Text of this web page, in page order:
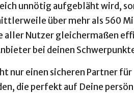
unnötig aufgebläht wird,
über mehr als 560
Nutzer gleichermaßen
bei deinen
nur einen sicheren Partner
die perfekt auf Deine